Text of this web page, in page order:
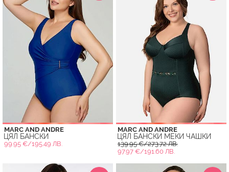
MARC AND ANDRE
ЦЯЛ БАНСКИ
99.95 €/195.49 ЛВ.
MARC AND ANDRE
ЦЯЛ БАНСКИ МЕКИ ЧАШКИ
139.95 €/273.72 ЛВ.
97.97 €/191.60 ЛВ.